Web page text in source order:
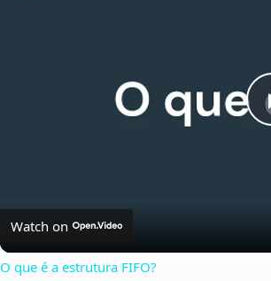
Watch on
O que é a estrutura FIFO?